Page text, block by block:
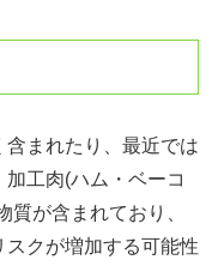
まれたり、最近では
工肉(ハム・ベーコ
質が含まれており、
クが増加する可能性